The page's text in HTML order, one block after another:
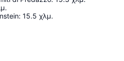
: 15.5 χλμ.